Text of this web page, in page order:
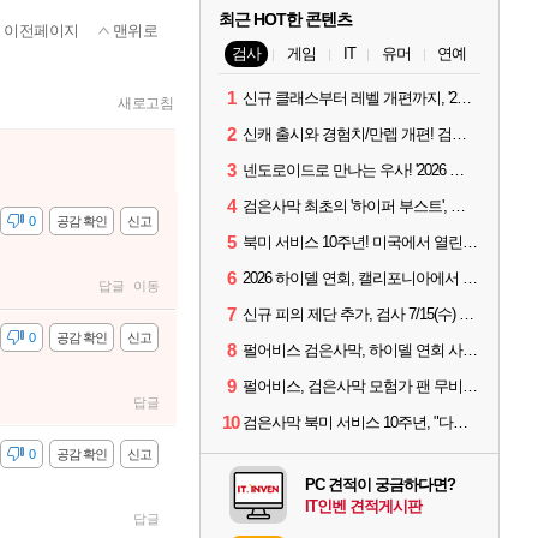
이전페이지 맨위로
새로고침
신고
공감 확인
0
답글 이동
신고
공감 확인
0
답글
신고
공감 확인
0
답글
최근 HOT한 콘텐츠
검사 게임 IT 유머 연예
1 신규 클래스부터 레벨 개편까지, '2026 검은사막 하이델 연회' 총정리
2 신캐 출시와 경험치/만렙 개편! 검사 2026 하이델 연회 모아보기
3 넨도로이드로 만나는 우사! '2026 하이델 연회' 막바지 깜짝 공개
4 검은사막 최초의 '하이퍼 부스트', 직접 해봤습니다
5 북미 서비스 10주년! 미국에서 열린 '검은사막 하이델 연회'
6 2026 하이델 연회, 캘리포니아에서 개최
7 신규 피의 제단 추가, 검사 7/15(수) 패치 핵심 정리
8 펄어비스 검은사막, 하이델 연회 사전 이벤트 시작
9 펄어비스, 검은사막 모험가 팬 무비 '마디걸스' 글로벌 상영회 개최
10 검은사막 북미 서비스 10주년, "다음 10년도 우리만의 액션으로"
PC 견적이 궁금하다면?
IT인벤 견적게시판